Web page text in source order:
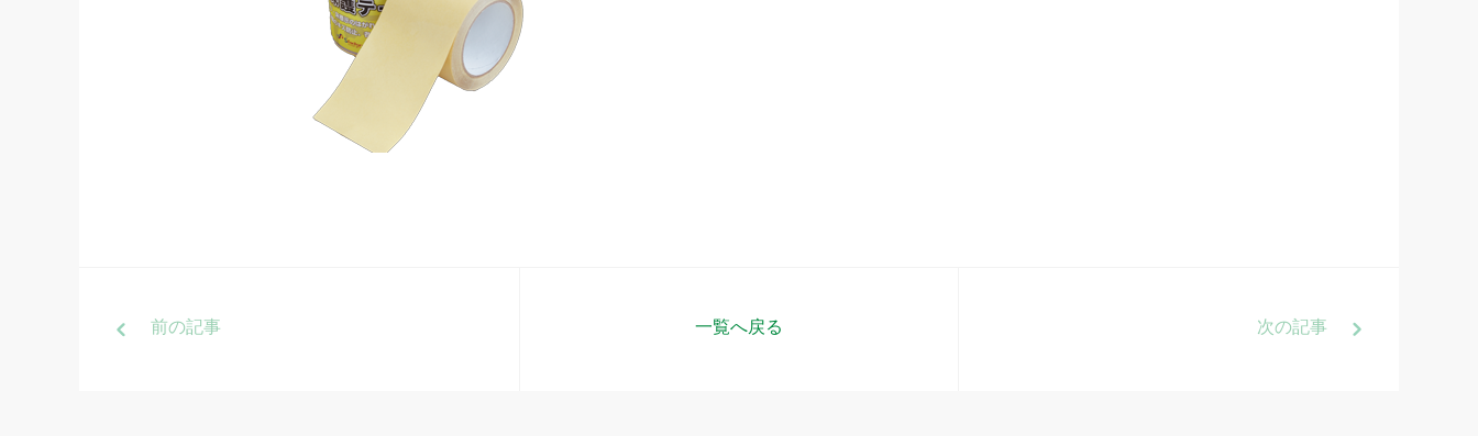
前の記事 一覧へ戻る 次の記事